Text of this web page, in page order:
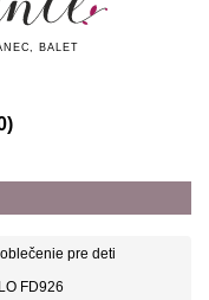
BALET
pre deti
FD926